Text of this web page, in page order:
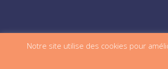
Notre site utilise des cookies pour